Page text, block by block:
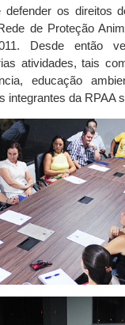
os direitos
de Proteção
Desde então
atividades, tais
educação
integrantes da RPAA